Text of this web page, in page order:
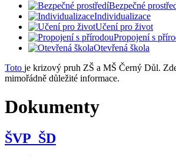
Bezpečné
Individualizace
Učení pro život
Propojení s
Otevřená škola
Toto je krizový pruh ZŠ a MŠ Černý Důl.
mimořádně důležité informace.
Dokumenty
ŠVP_ŠD